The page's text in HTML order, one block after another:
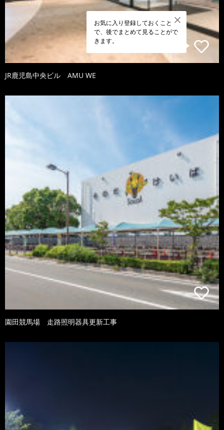
お気に入り登録しておくこと
で、後でまとめて見ることがで
きます。
JR鹿児島中央ビル AMU WE
園田競馬場 走路照明器具更新工事